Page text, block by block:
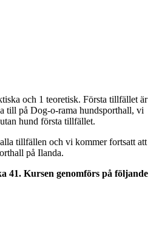
och 1 teoretisk. Första tillfället är
till på Dog-o-rama hundsporthall, vi
hund första tillfället.
tillfällen och vi kommer fortsatt att
på Ilanda.
41. Kursen genomförs på följande